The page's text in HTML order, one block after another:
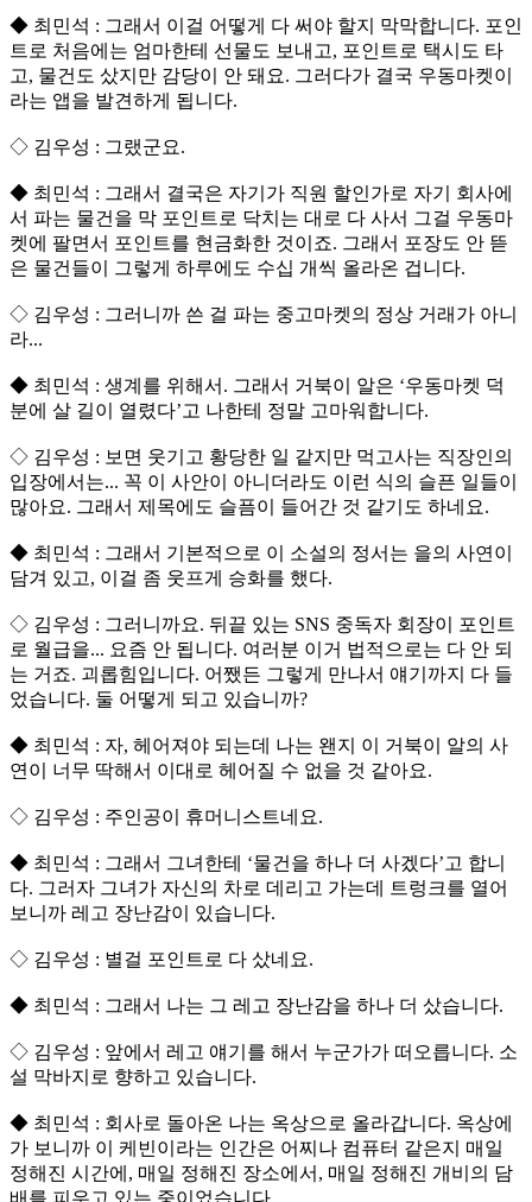
◆ 최민석 : 그래서 이걸 어떻게 다 써야 할지 막막합니다. 포인
트로 처음에는 엄마한테 선물도 보내고, 포인트로 택시도 타
고, 물건도 샀지만 감당이 안 돼요. 그러다가 결국 우동마켓이
라는 앱을 발견하게 됩니다.
◇ 김우성 : 그랬군요.
◆ 최민석 : 그래서 결국은 자기가 직원 할인가로 자기 회사에
서 파는 물건을 막 포인트로 닥치는 대로 다 사서 그걸 우동마
켓에 팔면서 포인트를 현금화한 것이죠. 그래서 포장도 안 뜯
은 물건들이 그렇게 하루에도 수십 개씩 올라온 겁니다.
◇ 김우성 : 그러니까 쓴 걸 파는 중고마켓의 정상 거래가 아니
라...
◆ 최민석 : 생계를 위해서. 그래서 거북이 알은 ‘우동마켓 덕
분에 살 길이 열렸다’고 나한테 정말 고마워합니다.
◇ 김우성 : 보면 웃기고 황당한 일 같지만 먹고사는 직장인의
입장에서는... 꼭 이 사안이 아니더라도 이런 식의 슬픈 일들이
많아요. 그래서 제목에도 슬픔이 들어간 것 같기도 하네요.
◆ 최민석 : 그래서 기본적으로 이 소설의 정서는 을의 사연이
담겨 있고, 이걸 좀 웃프게 승화를 했다.
◇ 김우성 : 그러니까요. 뒤끝 있는 SNS 중독자 회장이 포인트
로 월급을... 요즘 안 됩니다. 여러분 이거 법적으로는 다 안 되
는 거죠. 괴롭힘입니다. 어쨌든 그렇게 만나서 얘기까지 다 들
었습니다. 둘 어떻게 되고 있습니까?
◆ 최민석 : 자, 헤어져야 되는데 나는 왠지 이 거북이 알의 사
연이 너무 딱해서 이대로 헤어질 수 없을 것 같아요.
◇ 김우성 : 주인공이 휴머니스트네요.
◆ 최민석 : 그래서 그녀한테 ‘물건을 하나 더 사겠다’고 합니
다. 그러자 그녀가 자신의 차로 데리고 가는데 트렁크를 열어
보니까 레고 장난감이 있습니다.
◇ 김우성 : 별걸 포인트로 다 샀네요.
◆ 최민석 : 그래서 나는 그 레고 장난감을 하나 더 샀습니다.
◇ 김우성 : 앞에서 레고 얘기를 해서 누군가가 떠오릅니다. 소
설 막바지로 향하고 있습니다.
◆ 최민석 : 회사로 돌아온 나는 옥상으로 올라갑니다. 옥상에
가 보니까 이 케빈이라는 인간은 어찌나 컴퓨터 같은지 매일
정해진 시간에, 매일 정해진 장소에서, 매일 정해진 개비의 담